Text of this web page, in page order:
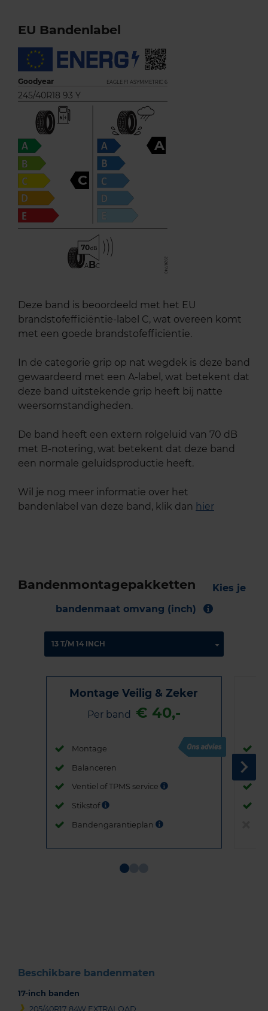
EU Bandenlabel
Goodyear EAGLE F1 ASYMMETRIC 6
245/40R18 93 Y
C
A
70
ABC
Deze band is beoordeeld met het EU
brandstofefficiëntie-label C, wat overeen komt
met een goede brandstofefficiëntie.
In de categorie grip op nat wegdek is deze band
gewaardeerd met een A-label, wat betekent dat
deze band uitstekende grip heeft bij natte
weersomstandigheden.
De band heeft een extern rolgeluid van 70 dB
met B-notering, wat betekent dat deze band
een normale geluidsproductie heeft.
Wil je nog meer informatie over het
bandenlabel van deze band, klik dan hier
Bandenmontagepakketten
Kies je
bandenmaat omvang (inch)
Montage Veilig & Zeker
Per band € 40,-
Montage
Balanceren
Ventiel of TPMS service
Stikstof
Bandengarantieplan
Beschikbare bandenmaten
17-inch banden
205/40R17 84W EXTRALOAD